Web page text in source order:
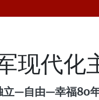
现代化
立—自由—幸福80